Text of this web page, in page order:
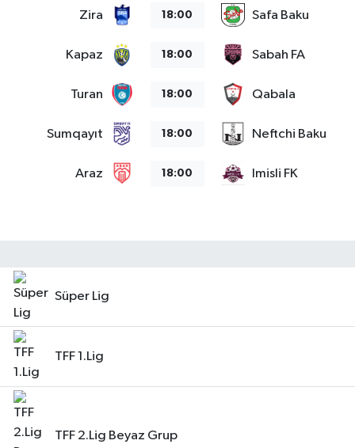
Zira 18:00 Safa Baku
Kapaz 18:00 Sabah FA
Turan 18:00 Qabala
Sumqayıt 18:00 Neftchi Baku
Araz 18:00 Imisli FK
Süper Lig
TFF 1.Lig
TFF 2.Lig Beyaz Grup
KİTAP
OTOMOBİL